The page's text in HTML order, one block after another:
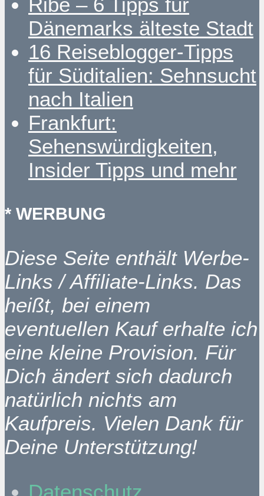
Dänemarks älteste Stadt
16 Reiseblogger-Tipps
für Süditalien: Sehnsucht
nach Italien
Frankfurt:
Sehenswürdigkeiten,
Insider Tipps und mehr
* WERBUNG
Diese Seite enthält Werbe-
Links / Affiliate-Links. Das
heißt, bei einem
eventuellen Kauf erhalte ich
eine kleine Provision. Für
Dich ändert sich dadurch
natürlich nichts am
Kaufpreis. Vielen Dank für
Deine Unterstützung!
Datenschutz